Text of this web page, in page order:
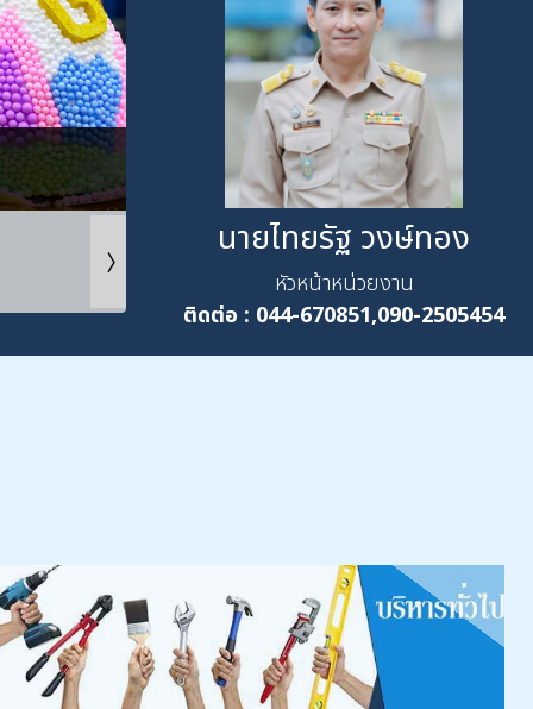
นายไทยรัฐ วงษ์ทอง
หัวหน้าหน่วยงาน
ติดต่อ : 044-670851,090-2505454